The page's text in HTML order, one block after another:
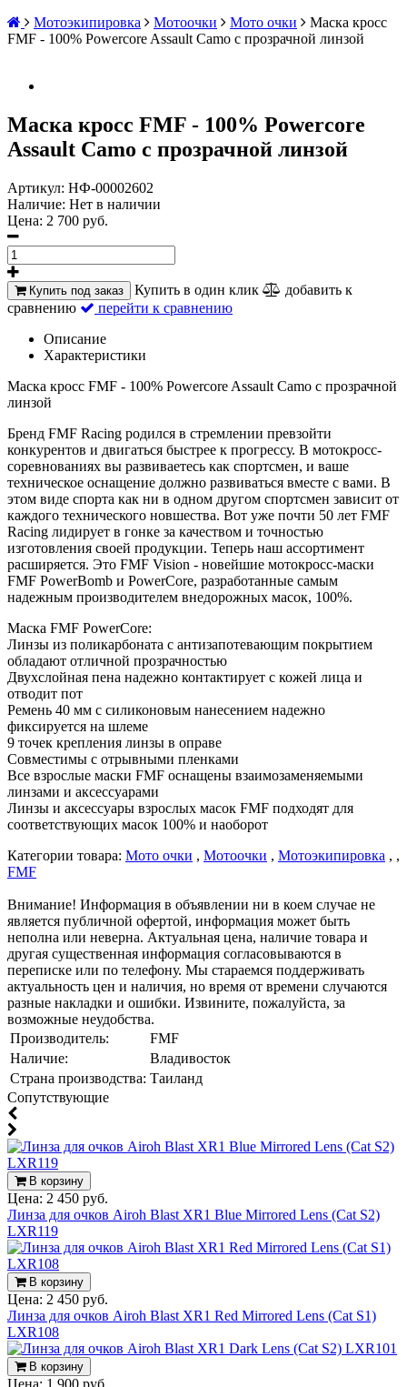
Мотоэкипировка
Мотоочки Мото очки
Маска кросс
FMF - 100% Powercore Assault Camo с прозрачной линзой
Маска кросс FMF - 100% Powercore
Assault Camo с прозрачной линзой
Артикул: НФ-00002602
Наличие: Нет в наличии
Цена: 2 700 руб.
Купить под заказ Купить в один клик
добавить к
сравнению
перейти к сравнению
Описание
Характеристики
Маска кросс FMF - 100% Powercore Assault Camo с прозрачной
линзой
Бренд FMF Racing родился в стремлении превзойти
конкурентов и двигаться быстрее к прогрессу. В мотокросс-
соревнованиях вы развиваетесь как спортсмен, и ваше
техническое оснащение должно развиваться вместе с вами. В
этом виде спорта как ни в одном другом спортсмен зависит от
каждого технического новшества. Вот уже почти 50 лет FMF
Racing лидирует в гонке за качеством и точностью
изготовления своей продукции. Теперь наш ассортимент
расширяется. Это FMF Vision - новейшие мотокросс-маски
FMF PowerBomb и PowerCore, разработанные самым
надежным производителем внедорожных масок, 100%.
Маска FMF PowerCore:
Линзы из поликарбоната с антизапотевающим покрытием
обладают отличной прозрачностью
Двухслойная пена надежно контактирует с кожей лица и
отводит пот
Ремень 40 мм с силиконовым нанесением надежно
фиксируется на шлеме
9 точек крепления линзы в оправе
Совместимы с отрывными пленками
Все взрослые маски FMF оснащены взаимозаменяемыми
линзами и аксессуарами
Линзы и аксессуары взрослых масок FMF подходят для
соответствующих масок 100% и наоборот
Категории товара: Мото очки , Мотоочки , Мотоэкипировка , ,
FMF
Внимание! Информация в объявлении ни в коем случае не
является публичной офертой, информация может быть
неполна или неверна. Актуальная цена, наличие товара и
другая существенная информация согласовываются в
переписке или по телефону. Мы стараемся поддерживать
актуальность цен и наличия, но время от времени случаются
разные накладки и ошибки. Извините, пожалуйста, за
возможные неудобства.
Производитель:
FMF
Наличие:
Владивосток
Страна производства: Таиланд
Cопутствующие
В корзину
Цена: 2 450 руб.
Линза для очков Airoh Blast XR1 Blue Mirrored Lens (Cat S2)
LXR119
В корзину
Цена: 2 450 руб.
Линза для очков Airoh Blast XR1 Red Mirrored Lens (Cat S1)
LXR108
В корзину
Цена: 1 900 руб.